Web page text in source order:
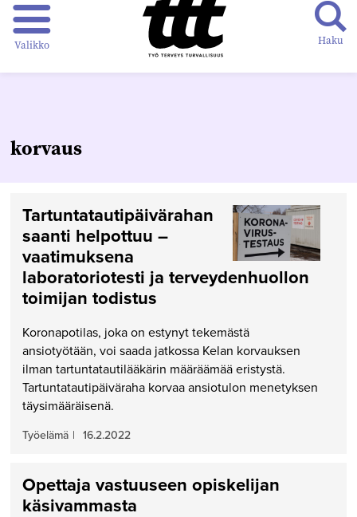
Valikko Haku
korvaus
Tartuntatauti­päivärahan
saanti helpottuu –
vaatimuksena
laboratoriotesti ja terveydenhuollon
toimijan todistus
Koronapotilas, joka on estynyt tekemästä
ansiotyötään, voi saada jatkossa Kelan korvauksen
ilman tartuntatautilääkärin määräämää eristystä.
Tartuntatautipäiväraha korvaa ansiotulon menetyksen
täysimääräisenä.
Työelämä | 16.2.2022
Opettaja vastuuseen opiskelijan
käsivammasta